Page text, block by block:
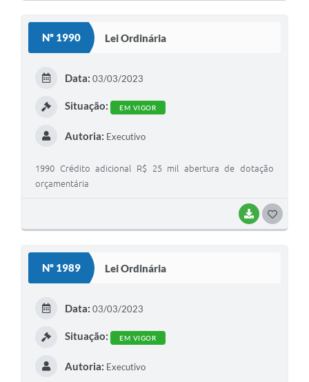
Nº 1990 Lei Ordinária
BAIXAR
Data: 03/03/2023
Situação: EM VIGOR
Autoria: Executivo
1990 Crédito adicional R$ 25 mil abertura de dotação
orçamentária
Nº 1989 Lei Ordinária
Data: 03/03/2023
Situação: EM VIGOR
Autoria: Executivo